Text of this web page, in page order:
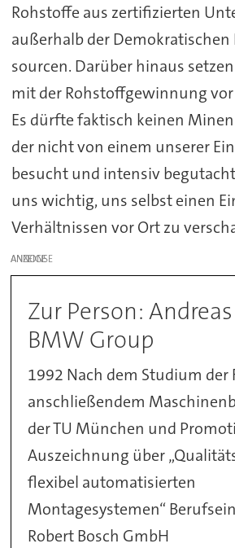
Rohstoffe aus zertifizierten
außerhalb der Demokratischen
sourcen. Darüber hinaus
mit der Rohstoffgewinnung
Es dürfte faktisch keinen
der nicht von einem unserer
besucht und intensiv
uns wichtig, uns selbst einen
Verhältnissen vor Ort zu
ANZEIGE
Zur Person:
BMW Group
1992 Nach dem Studium der
anschließendem
der TU München und
Auszeichnung über
flexibel automatisierten
Montagesystemen“
Robert Bosch GmbH